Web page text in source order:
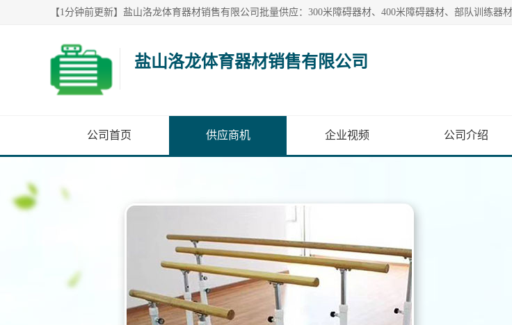
盐山洛龙体育器材销售有限公司
公司首页 供应商机 企业视频 公司介绍